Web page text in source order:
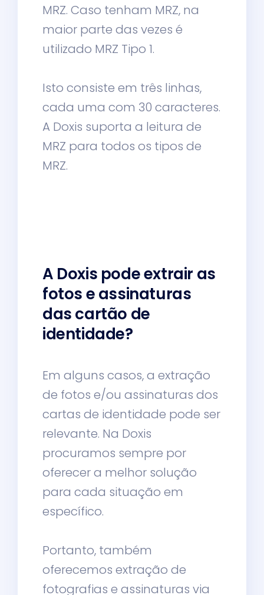
MRZ. Caso tenham MRZ, na
maior parte das vezes é
utilizado MRZ Tipo 1.
Isto consiste em três linhas,
cada uma com 30 caracteres.
A Doxis suporta a leitura de
MRZ para todos os tipos de
MRZ.
A Doxis pode extrair as
fotos e assinaturas
das cartão de
identidade?
Em alguns casos, a extração
de fotos e/ou assinaturas dos
cartas de identidade pode ser
relevante. Na Doxis
procuramos sempre por
oferecer a melhor solução
para cada situação em
específico.
Portanto, também
oferecemos extração de
fotografias e assinaturas via